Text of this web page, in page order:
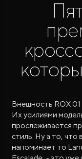
от 9 300 000 ₽*
Внешность ROX 01
Их усилиями
прослеживается
стиль. Ну а то, что
напоминает то